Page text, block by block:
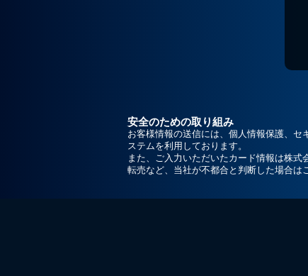
安全のための取り組み
お客様情報の送信には、個人情報保護、
ステムを利用しております。
また、ご入力いただいたカード情報は株式
転売など、当社が不都合と判断した場合は